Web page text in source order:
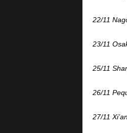
22/11
23/11
25/11
26/11
27/11